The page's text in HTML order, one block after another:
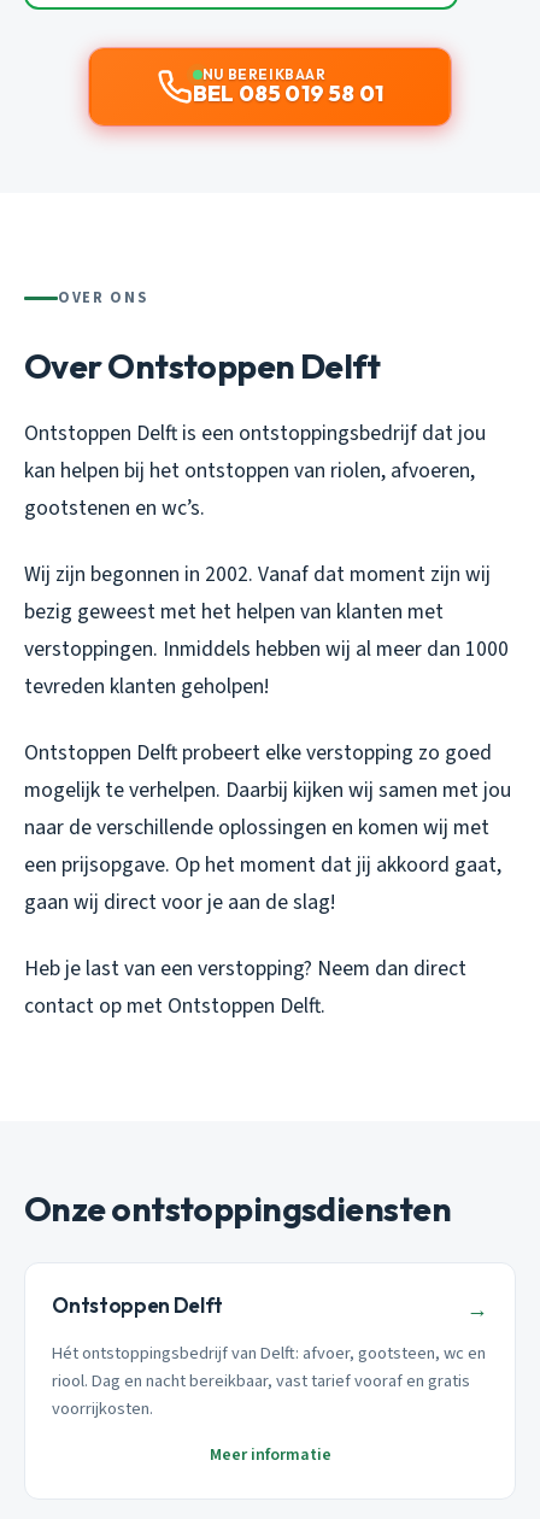
NU BEREIKBAAR
BEL 085 019 58 01
OVER ONS
Over Ontstoppen Delft
Ontstoppen Delft is een ontstoppingsbedrijf dat jou
kan helpen bij het ontstoppen van riolen, afvoeren,
gootstenen en wc’s.
Wij zijn begonnen in 2002. Vanaf dat moment zijn wij
bezig geweest met het helpen van klanten met
verstoppingen. Inmiddels hebben wij al meer dan 1000
tevreden klanten geholpen!
Ontstoppen Delft probeert elke verstopping zo goed
mogelijk te verhelpen. Daarbij kijken wij samen met jou
naar de verschillende oplossingen en komen wij met
een prijsopgave. Op het moment dat jij akkoord gaat,
gaan wij direct voor je aan de slag!
Heb je last van een verstopping? Neem dan direct
contact op met Ontstoppen Delft.
Onze ontstoppingsdiensten
Ontstoppen Delft →
Hét ontstoppingsbedrijf van Delft: afvoer, gootsteen, wc en
riool. Dag en nacht bereikbaar, vast tarief vooraf en gratis
voorrijkosten.
Meer informatie